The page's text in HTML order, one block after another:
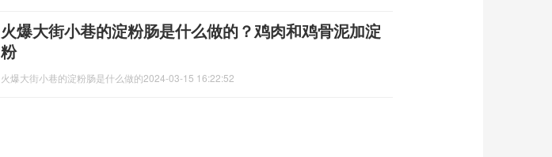
火爆大街小巷的淀粉肠是什么做的？鸡肉和鸡骨泥加淀
粉
火爆大街小巷的淀粉肠是什么做的2024-03-15 16:22:52